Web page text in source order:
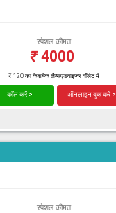
स्पेशल कीमत
₹4000
₹ 120 का कैशबैक लैब्सएडवाइजर वॉलेट में
कॉल करें > ऑनलाइन बुक करें >
स्पेशल कीमत